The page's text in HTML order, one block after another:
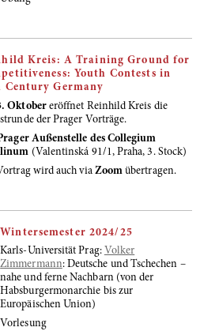
Kreis: A Training Ground for
Youth Contests in
Century Germany
Oktober eröffnet Reinhild Kreis die
der Prager Vorträge.
Außenstelle des Collegium
(Valentinská 91/1, Praha, 3. Stock)
wird auch via Zoomübertragen.
Wintersemester 2024/25
Karls-Universität Prag: Volker
Zimmermann: Deutsche und Tschechen –
nahe und ferne Nachbarn (von der
Habsburgermonarchie bis zur
Europäischen Union)
Vorlesung